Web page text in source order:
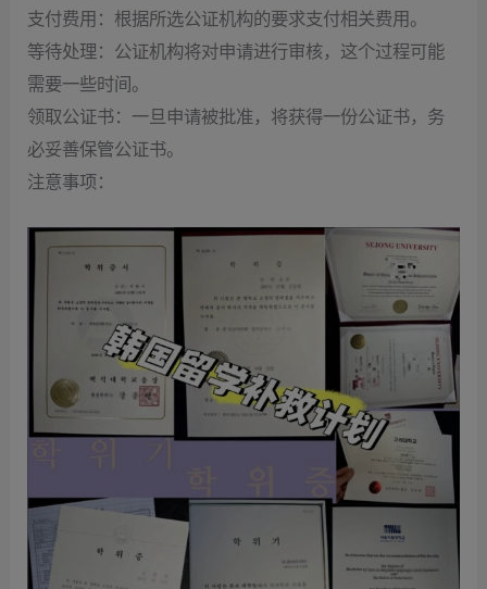
支付费用：根据所选公证机构的要求支付相关费用。
等待处理：公证机构将对申请进行审核，这个过程可能
需要一些时间。
领取公证书：一旦申请被批准，将获得一份公证书，务
必妥善保管公证书。
‌注意事项‌：